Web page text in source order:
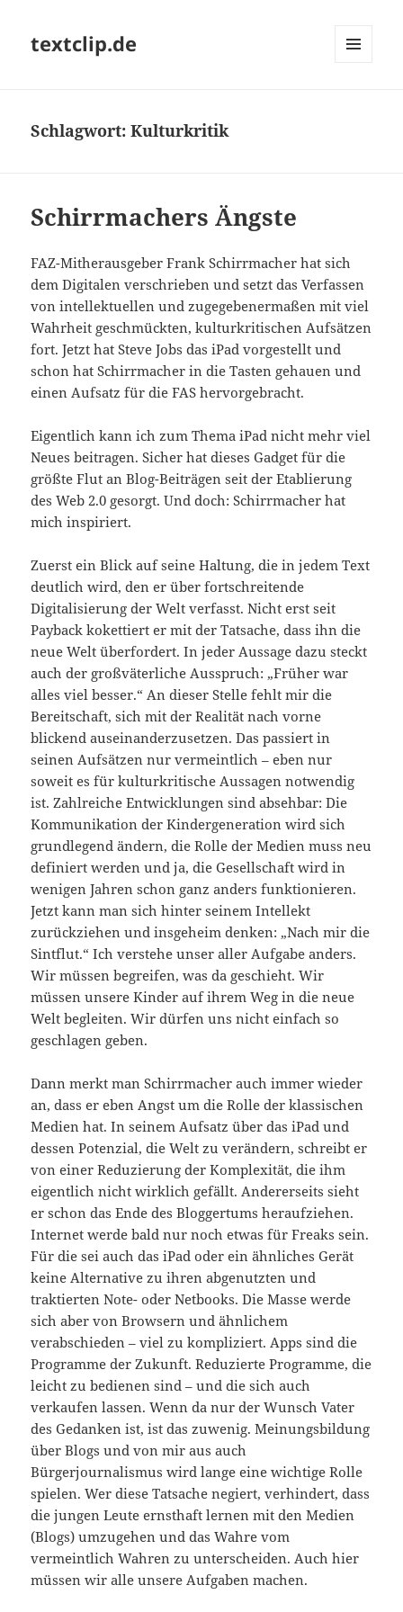
textclip.de
Schlagwort:Kulturkritik
Schirrmachers Ängste
FAZ-Mitherausgeber Frank Schirrmacher hat sich
dem Digitalen verschrieben und setzt das Verfassen
von intellektuellen und zugegebenermaßen mit viel
Wahrheit geschmückten, kulturkritischen Aufsätzen
fort. Jetzt hat Steve Jobs das iPad vorgestellt und
schon hat Schirrmacher in die Tasten gehauen und
einen Aufsatz für die FAS hervorgebracht.
Eigentlich kann ich zum Thema iPad nicht mehr viel
Neues beitragen. Sicher hat dieses Gadget für die
größte Flut an Blog-Beiträgen seit der Etablierung
des Web 2.0 gesorgt. Und doch: Schirrmacher hat
mich inspiriert.
Zuerst ein Blick auf seine Haltung, die in jedem Text
deutlich wird, den er über fortschreitende
Digitalisierung der Welt verfasst. Nicht erst seit
Payback kokettiert er mit der Tatsache, dass ihn die
neue Welt überfordert. In jeder Aussage dazu steckt
auch der großväterliche Ausspruch: „Früher war
alles viel besser.“ An dieser Stelle fehlt mir die
Bereitschaft, sich mit der Realität nach vorne
blickend auseinanderzusetzen. Das passiert in
seinen Aufsätzen nur vermeintlich – eben nur
soweit es für kulturkritische Aussagen notwendig
ist. Zahlreiche Entwicklungen sind absehbar: Die
Kommunikation der Kindergeneration wird sich
grundlegend ändern, die Rolle der Medien muss neu
definiert werden und ja, die Gesellschaft wird in
wenigen Jahren schon ganz anders funktionieren.
Jetzt kann man sich hinter seinem Intellekt
zurückziehen und insgeheim denken: „Nach mir die
Sintflut.“ Ich verstehe unser aller Aufgabe anders.
Wir müssen begreifen, was da geschieht. Wir
müssen unsere Kinder auf ihrem Weg in die neue
Welt begleiten. Wir dürfen uns nicht einfach so
geschlagen geben.
Dann merkt man Schirrmacher auch immer wieder
an, dass er eben Angst um die Rolle der klassischen
Medien hat. In seinem Aufsatz über das iPad und
dessen Potenzial, die Welt zu verändern, schreibt er
von einer Reduzierung der Komplexität, die ihm
eigentlich nicht wirklich gefällt. Andererseits sieht
er schon das Ende des Bloggertums heraufziehen.
Internet werde bald nur noch etwas für Freaks sein.
Für die sei auch das iPad oder ein ähnliches Gerät
keine Alternative zu ihren abgenutzten und
traktierten Note- oder Netbooks. Die Masse werde
sich aber von Browsern und ähnlichem
verabschieden – viel zu kompliziert. Apps sind die
Programme der Zukunft. Reduzierte Programme, die
leicht zu bedienen sind – und die sich auch
verkaufen lassen. Wenn da nur der Wunsch Vater
des Gedanken ist, ist das zuwenig. Meinungsbildung
über Blogs und von mir aus auch
Bürgerjournalismus wird lange eine wichtige Rolle
spielen. Wer diese Tatsache negiert, verhindert, dass
die jungen Leute ernsthaft lernen mit den Medien
(Blogs) umzugehen und das Wahre vom
vermeintlich Wahren zu unterscheiden. Auch hier
müssen wir alle unsere Aufgaben machen.